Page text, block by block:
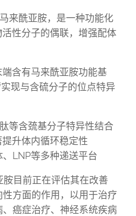
来酰亚胺，是一种功能化
性分子的偶联，增强配体
含有马来酰亚胺功能基
现与含硫分子的位点特异
等含巯基分子特异性结合
提升体内循环稳定性
、LNP等多种递送平台
胺目前正在评估其在改善
方面的作用，以用于治疗
癌症治疗、神经系统疾病